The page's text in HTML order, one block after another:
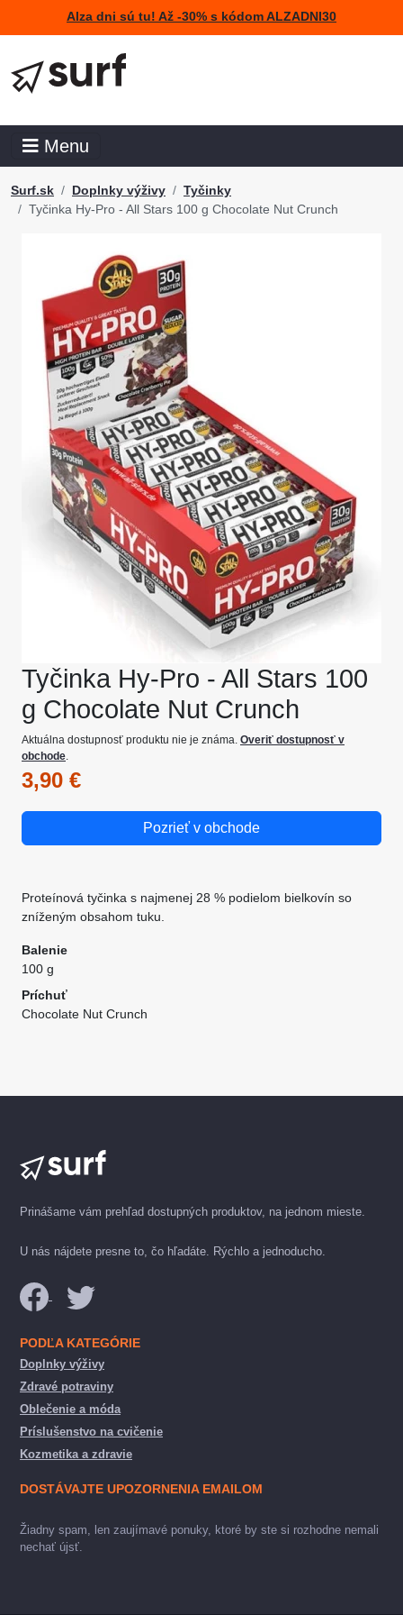
Alza dni sú tu! Až -30% s kódom ALZADNI30
Menu
Surf.sk Doplnky výživy
Tyčinky
Tyčinka Hy-Pro - All Stars 100 g Chocolate Nut Crunch
Tyčinka Hy-Pro - All Stars 100
g Chocolate Nut Crunch
Aktuálna dostupnosť produktu nie je známa. Overiť dostupnosť v
obchode.
3,90 €
Pozrieť v obchode
Proteínová tyčinka s najmenej 28 % podielom bielkovín so
zníženým obsahom tuku.
Balenie
100 g
Príchuť
Chocolate Nut Crunch
Prinášame vám prehľad dostupných produktov, na jednom mieste.
U nás nájdete presne to, čo hľadáte. Rýchlo a jednoducho.
PODĽA KATEGÓRIE
Doplnky výživy
Zdravé potraviny
Oblečenie a móda
Príslušenstvo na cvičenie
Kozmetika a zdravie
DOSTÁVAJTE UPOZORNENIA EMAILOM
Žiadny spam, len zaujímavé ponuky, ktoré by ste si rozhodne nemali
nechať újsť.